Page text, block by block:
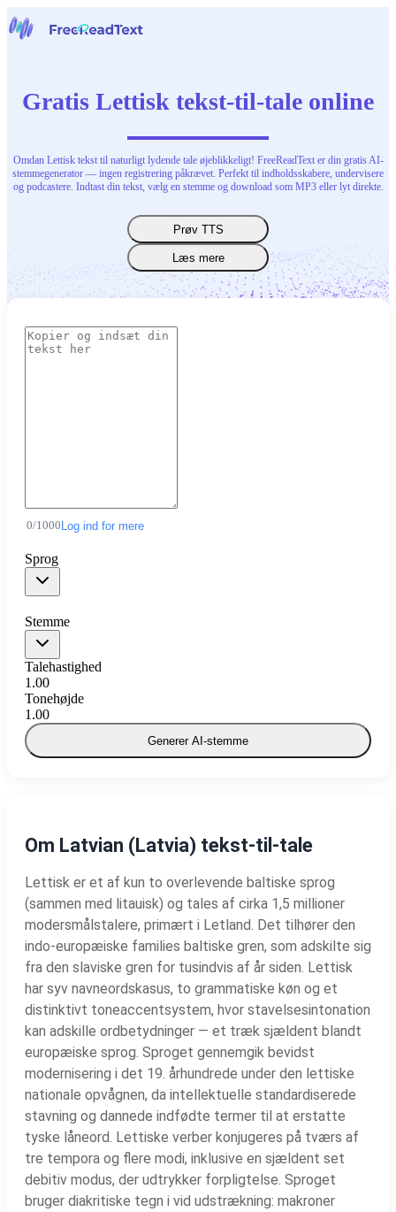
Værktøjer
Kontakt os
Gratis Lettisk tekst-til-tale online
Omdan Lettisk tekst til naturligt lydende tale øjeblikkeligt! FreeReadText er din gratis AI-
stemmegenerator — ingen registrering påkrævet. Perfekt til indholdsskabere, undervisere
og podcastere. Indtast din tekst, vælg en stemme og download som MP3 eller lyt direkte.
Prøv TTS
Læs mere
0/1000 Log ind for mere
Sprog
Stemme
Talehastighed
1.00
Tonehøjde
1.00
Generer AI-stemme
Om Latvian (Latvia) tekst-til-tale
Lettisk er et af kun to overlevende baltiske sprog
(sammen med litauisk) og tales af cirka 1,5 millioner
modersmålstalere, primært i Letland. Det tilhører den
indo-europæiske families baltiske gren, som adskilte sig
fra den slaviske gren for tusindvis af år siden. Lettisk
har syv navneordskasus, to grammatiske køn og et
distinktivt toneaccentsystem, hvor stavelsesintonation
kan adskille ordbetydninger — et træk sjældent blandt
europæiske sprog. Sproget gennemgik bevidst
modernisering i det 19. århundrede under den lettiske
nationale opvågnen, da intellektuelle standardiserede
stavning og dannede indfødte termer til at erstatte
tyske låneord. Lettiske verber konjugeres på tværs af
tre tempora og flere modi, inklusive en sjældent set
debitiv modus, der udtrykker forpligtelse. Sproget
bruger diakritiske tegn i vid udstrækning: makroner